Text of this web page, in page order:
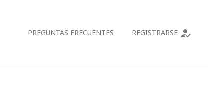
PREGUNTAS FRECUENTES REGISTRARSE how_to_reg